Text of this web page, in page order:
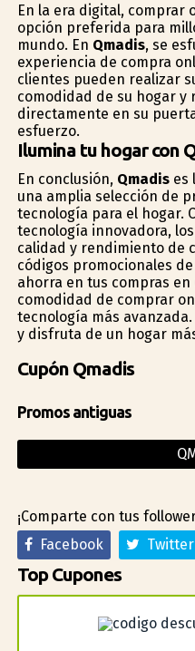
En la era digital, comprar
opción preferida para
mundo. En Qmadis, se
experiencia de compra
clientes pueden realizar
comodidad de su hogar y
directamente en su
esfuerzo.
Ilumina tu hogar con
En conclusión, Qmadises
una amplia selección de
tecnología para el hogar.
tecnología innovadora,
calidad y rendimiento de
códigos promocionales
ahorra en tus compras en
comodidad de comprar
tecnología más
y disfruta de un hogar
Cupón Qmadis
Promos antiguas
¡Comparte con tus
Facebook
Twitter
Top Cupones